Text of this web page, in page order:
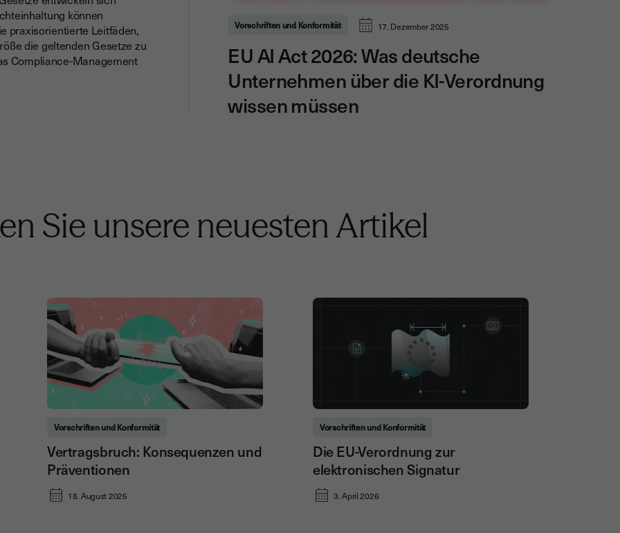
können
praxisorientierte Leitfäden,
die geltenden Gesetze zu
Compliance-Management
Vorschriften und Konformität 17. Dezember 2025
EU AI Act 2026: Was deutsche
Unternehmen über die KI-Verordnung
wissen müssen
Sie unsere neuesten Artikel
Vorschriften und Konformität
Vertragsbruch: Konsequenzen und
Präventionen
18. August 2025
Vorschriften und Konformität
Die EU-Verordnung zur
elektronischen Signatur
3. April 2026